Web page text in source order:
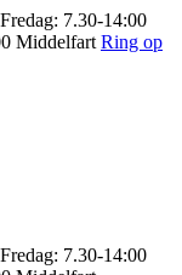
7.30-14:00
Middelfart Ring op
7.30-14:00